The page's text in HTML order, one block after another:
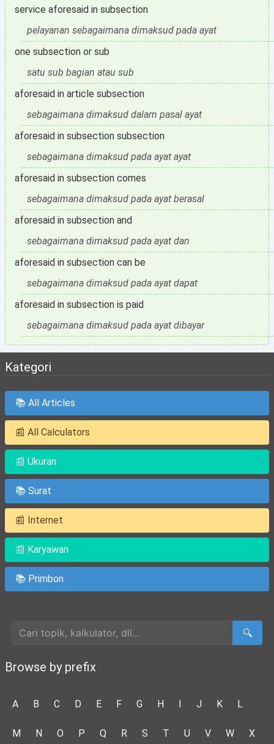
service aforesaid in subsection
pelayanan sebagaimana dimaksud pada ayat
one subsection or sub
satu sub bagian atau sub
aforesaid in article subsection
sebagaimana dimaksud dalam pasal ayat
aforesaid in subsection subsection
sebagaimana dimaksud pada ayat ayat
aforesaid in subsection comes
sebagaimana dimaksud pada ayat berasal
aforesaid in subsection and
sebagaimana dimaksud pada ayat dan
aforesaid in subsection can be
sebagaimana dimaksud pada ayat dapat
aforesaid in subsection is paid
sebagaimana dimaksud pada ayat dibayar
Kategori
📚 All Articles
📰 All Calculators
📰 Ukuran
📚 Surat
📰 Internet
📰 Karyawan
📚 Primbon
🔍
Browse by prefix
A B C D E F G H I J K L
M N O P Q R S T U V W X